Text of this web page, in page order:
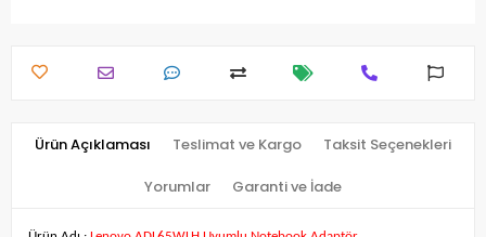
Ürün Açıklaması Teslimat ve Kargo Taksit Seçenekleri
Yorumlar Garanti ve İade